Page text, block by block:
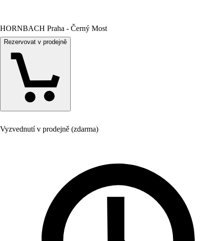
HORNBACH Praha - Černý Most
Rezervovat v prodejně
Vyzvednutí v prodejně (zdarma)